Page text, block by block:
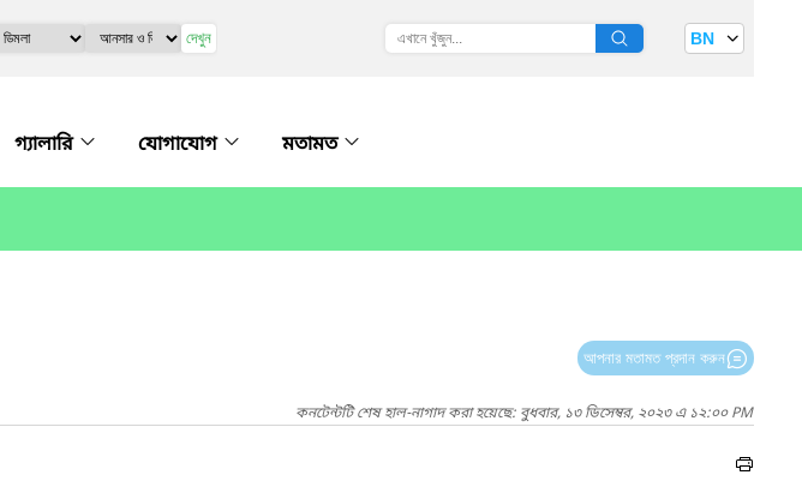
দেখুন BN
গ্যালারি যোগাযোগ মতামত
আপনার মতামত প্রদান করুন
কনটেন্টটি শেষ হাল-নাগাদ করা হয়েছে: বুধবার, ১৩ ডিসেম্বর, ২০২৩ এ ১২:০০ PM